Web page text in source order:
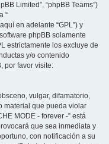
Limited”, “phpBB Teams”)
“
en adelante “GPL”) y
phpBB solamente
estrictamente los excluye de
y/o contenido
por favor visite:
vulgar, difamatorio,
material que pueda violar
MODE - forever -” está
que sea inmediata y
con notificación a su